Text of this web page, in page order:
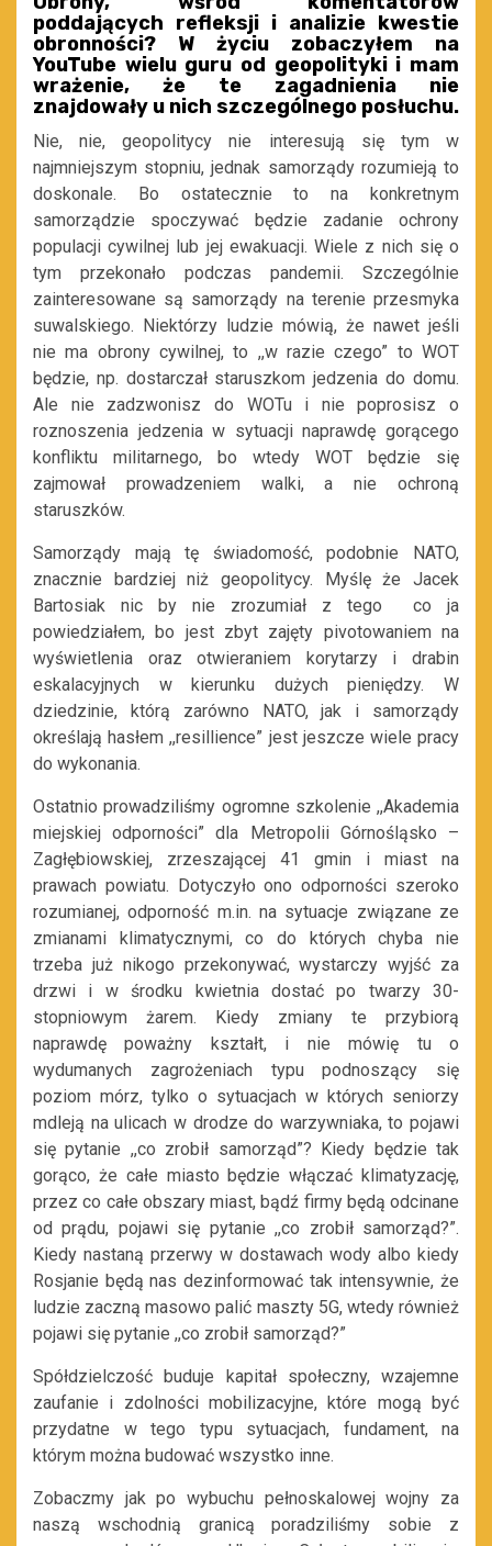
poddających refleksji i analizie kwestie
obronności? W życiu zobaczyłem na
YouTube wielu guru od geopolityki i mam
wrażenie, że te zagadnienia nie
znajdowały u nich szczególnego posłuchu.
Nie, nie, geopolitycy nie interesują się tym w
najmniejszym stopniu, jednak samorządy rozumieją to
doskonale. Bo ostatecznie to na konkretnym
samorządzie spoczywać będzie zadanie ochrony
populacji cywilnej lub jej ewakuacji. Wiele z nich się o
tym przekonało podczas pandemii. Szczególnie
zainteresowane są samorządy na terenie przesmyka
suwalskiego. Niektórzy ludzie mówią, że nawet jeśli
nie ma obrony cywilnej, to ,,w razie czego” to WOT
będzie, np. dostarczał staruszkom jedzenia do domu.
Ale nie zadzwonisz do WOTu i nie poprosisz o
roznoszenia jedzenia w sytuacji naprawdę gorącego
konfliktu militarnego, bo wtedy WOT będzie się
zajmował prowadzeniem walki, a nie ochroną
staruszków.
Samorządy mają tę świadomość, podobnie NATO,
znacznie bardziej niż geopolitycy. Myślę że Jacek
Bartosiak nic by nie zrozumiał z tego co ja
powiedziałem, bo jest zbyt zajęty pivotowaniem na
wyświetlenia oraz otwieraniem korytarzy i drabin
eskalacyjnych w kierunku dużych pieniędzy. W
dziedzinie, którą zarówno NATO, jak i samorządy
określają hasłem ,,resillience” jest jeszcze wiele pracy
do wykonania.
Ostatnio prowadziliśmy ogromne szkolenie ,,Akademia
miejskiej odporności” dla Metropolii Górnośląsko –
Zagłębiowskiej, zrzeszającej 41 gmin i miast na
prawach powiatu. Dotyczyło ono odporności szeroko
rozumianej, odporność m.in. na sytuacje związane ze
zmianami klimatycznymi, co do których chyba nie
trzeba już nikogo przekonywać, wystarczy wyjść za
drzwi i w środku kwietnia dostać po twarzy 30-
stopniowym żarem. Kiedy zmiany te przybiorą
naprawdę poważny kształt, i nie mówię tu o
wydumanych zagrożeniach typu podnoszący się
poziom mórz, tylko o sytuacjach w których seniorzy
mdleją na ulicach w drodze do warzywniaka, to pojawi
się pytanie ,,co zrobił samorząd”? Kiedy będzie tak
gorąco, że całe miasto będzie włączać klimatyzację,
przez co całe obszary miast, bądź firmy będą odcinane
od prądu, pojawi się pytanie ,,co zrobił samorząd?”.
Kiedy nastaną przerwy w dostawach wody albo kiedy
Rosjanie będą nas dezinformować tak intensywnie, że
ludzie zaczną masowo palić maszty 5G, wtedy również
pojawi się pytanie ,,co zrobił samorząd?”
Spółdzielczość buduje kapitał społeczny, wzajemne
zaufanie i zdolności mobilizacyjne, które mogą być
przydatne w tego typu sytuacjach, fundament, na
którym można budować wszystko inne.
Zobaczmy jak po wybuchu pełnoskalowej wojny za
naszą wschodnią granicą poradziliśmy sobie z